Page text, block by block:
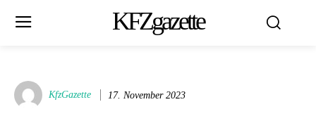
KFZgazette
KfzGazette 17. November 2023